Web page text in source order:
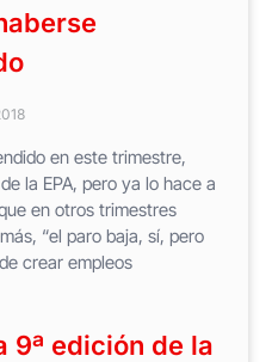
en este trimestre,
la EPA, pero ya lo hace a
en otros trimestres
“el paro baja, sí, pero
crear empleos
9ª edición de la